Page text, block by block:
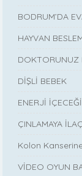
BODRUM’DA
HAYVAN
DOKTORUNUZ
DİŞLİ BEBEK
ENERJİ
ÇINLAMAYA
Kolon
VİDEO OYUN